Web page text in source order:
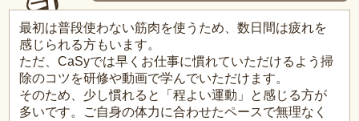
最初は普段使わない筋肉を使うため、数日間は疲れを
感じられる方もいます。
ただ、CaSyでは早くお仕事に慣れていただけるよう掃
除のコツを研修や動画で学んでいただけます。
そのため、少し慣れると「程よい運動」と感じる方が
多いです。ご自身の体力に合わせたペースで無理なく